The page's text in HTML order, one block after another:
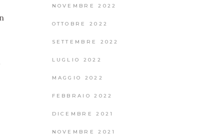
NOVEMBRE 2022
OTTOBRE 2022
SETTEMBRE 2022
LUGLIO 2022
MAGGIO 2022
FEBBRAIO 2022
DICEMBRE 2021
NOVEMBRE 2021